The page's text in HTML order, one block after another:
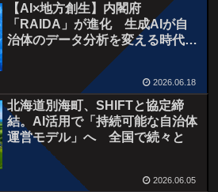
【AI×地方創生】内閣府
「RAIDA」が進化 生成AIが自
治体のデータ分析を変える時代
2026.06.18
北海道別海町、SHIFTと協定締
結。AI活用で「持続可能な自治体
運営モデル」へ 全国で続々と
2026.06.05